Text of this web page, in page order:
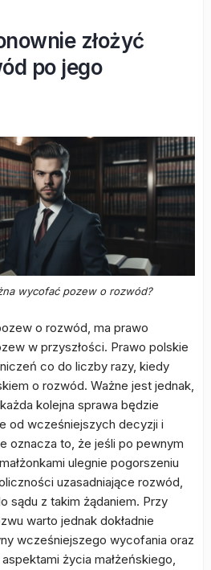
złożyć
po jego
wycofać pozew o rozwód?
o rozwód, ma prawo
w przyszłości. Prawo polskie
co do liczby razy, kiedy
o rozwód. Ważne jest jednak,
kolejna sprawa będzie
od wcześniejszych decyzji i
oznacza to, że jeśli po pewnym
ulegnie pogorszeniu
uzasadniające rozwód,
sądu z takim żądaniem. Przy
warto jednak dokładnie
wcześniejszego wycofania oraz
życia małżeńskiego,